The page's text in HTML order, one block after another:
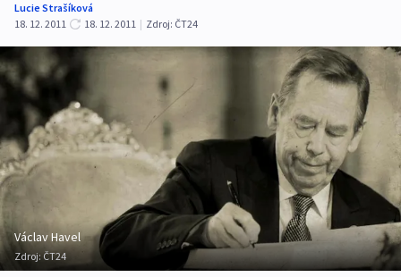
Lucie Strašíková
18. 12. 2011
18. 12. 2011 | Zdroj: ČT24
Václav Havel
Zdroj:ČT24